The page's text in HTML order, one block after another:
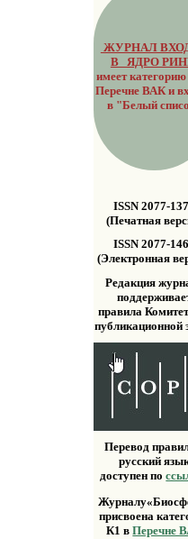
ЖУРНАЛ
В ЯДРО
имеет
Перечне ВАК и
в "Белый
ISSN 2077-
(Печатная
ISSN 2077-
(Электронная
Редакция
правила
публикационной
Перевод
русский
доступен по
присвоена
К1 вПеречне